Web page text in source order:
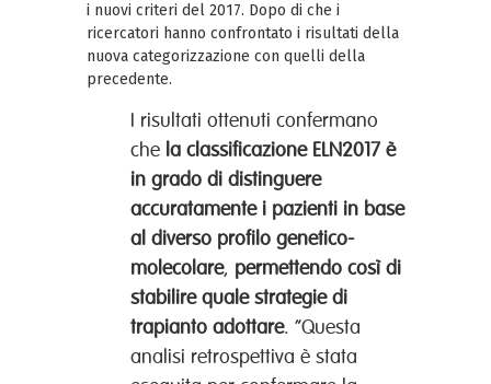
i nuovi criteri del 2017. Dopo di che i
ricercatori hanno confrontato i risultati della
nuova categorizzazione con quelli della
precedente.
I risultati ottenuti confermano
che la classificazione ELN2017 è
in grado di distinguere
accuratamente i pazienti in base
al diverso profilo genetico-
molecolare, permettendo così di
stabilire quale strategie di
trapianto adottare. “Questa
analisi retrospettiva è stata